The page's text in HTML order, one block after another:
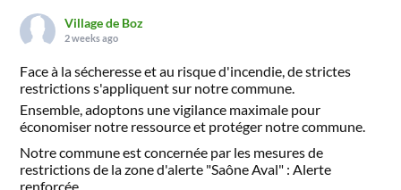
Village de Boz
2 weeks ago
Face à la sécheresse et au risque d'incendie, de strictes
restrictions s'appliquent sur notre commune.
Ensemble, adoptons une vigilance maximale pour
économiser notre ressource et protéger notre commune.
Notre commune est concernée par les mesures de
restrictions de la zone d'alerte "Saône Aval" : Alerte
renforcée